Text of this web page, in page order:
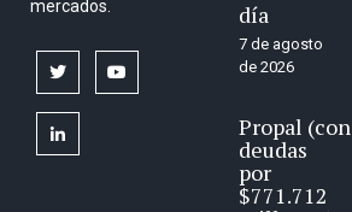
mercados.
twitter
linkedin
día
7 de agosto
de 2026
Propal (con
deudas
por
$771.712